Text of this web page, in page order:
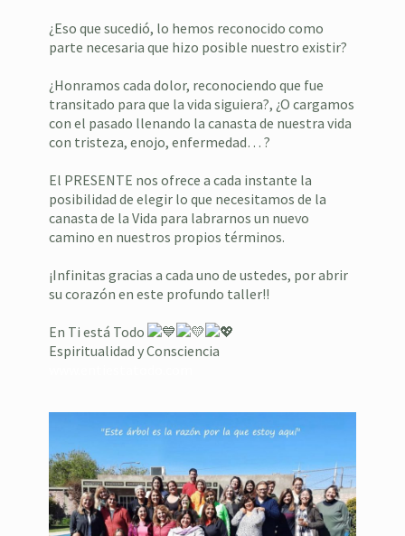
¿Eso que sucedió, lo hemos reconocido como
parte necesaria que hizo posible nuestro existir?
¿Honramos cada dolor, reconociendo que fue
transitado para que la vida siguiera?, ¿O cargamos
con el pasado llenando la canasta de nuestra vida
con tristeza, enojo, enfermedad… ?
El PRESENTE nos ofrece a cada instante la
posibilidad de elegir lo que necesitamos de la
canasta de la Vida para labrarnos un nuevo
camino en nuestros propios términos.
¡Infinitas gracias a cada uno de ustedes, por abrir
su corazón en este profundo taller!!
En Ti está Todo
Espiritualidad y Consciencia